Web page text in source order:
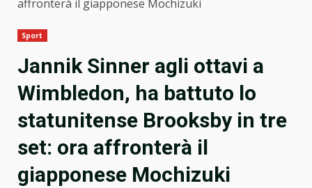
affronterà il giapponese Mochizuki
Sport
Jannik Sinner agli ottavi a
Wimbledon, ha battuto lo
statunitense Brooksby in tre
set: ora affronterà il
giapponese Mochizuki